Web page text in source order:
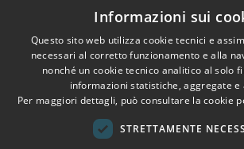
Dichiarazione di accessibilità
RSS
Informazioni sui
Questo sito web utilizza cookie tecnici e
necessari al corretto funzionamento e alla
nonché un cookie tecnico analitico al solo
informazioni statistiche, aggregate e
Per maggiori dettagli, può consultare la cookie
STRETTAMENTE